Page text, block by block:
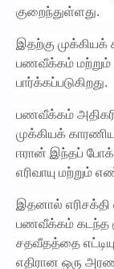
குறைந்துள்ளது.
இதற்கு முக்கியக்
பணவீக்கம் மற்றும்
பார்க்கப்படுகிறது.
பணவீக்கம்
முக்கியக்
ஈரான் இந்தப்
எரிவாயு மற்றும்
இதனால் எரிசக்தி
பணவீக்கம் கடந்த
சதவீதத்தை
எதிரான ஒரு